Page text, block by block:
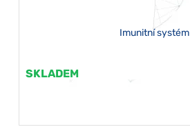
Imunitní systém
SKLADEM